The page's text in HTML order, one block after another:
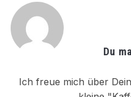
Du
Ich freue mich über